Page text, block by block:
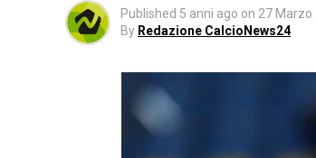
Published 5 anni ago on 27 Marzo
By Redazione CalcioNews24